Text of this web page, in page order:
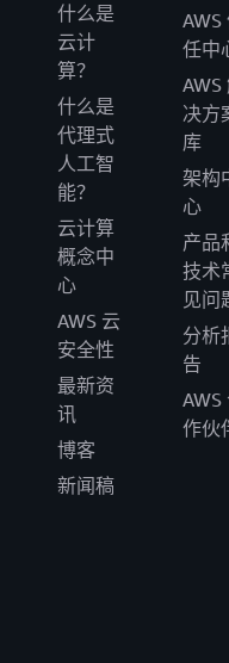
什么是
云计
算？
什么是
代理式
人工智
能？
云计算
概念中
心
AWS 云
安全性
最新资
讯
博客
新闻稿
AWS
任中
AWS
决方
库
架构
心
产品
技术
见问
分析
告
AWS
作伙